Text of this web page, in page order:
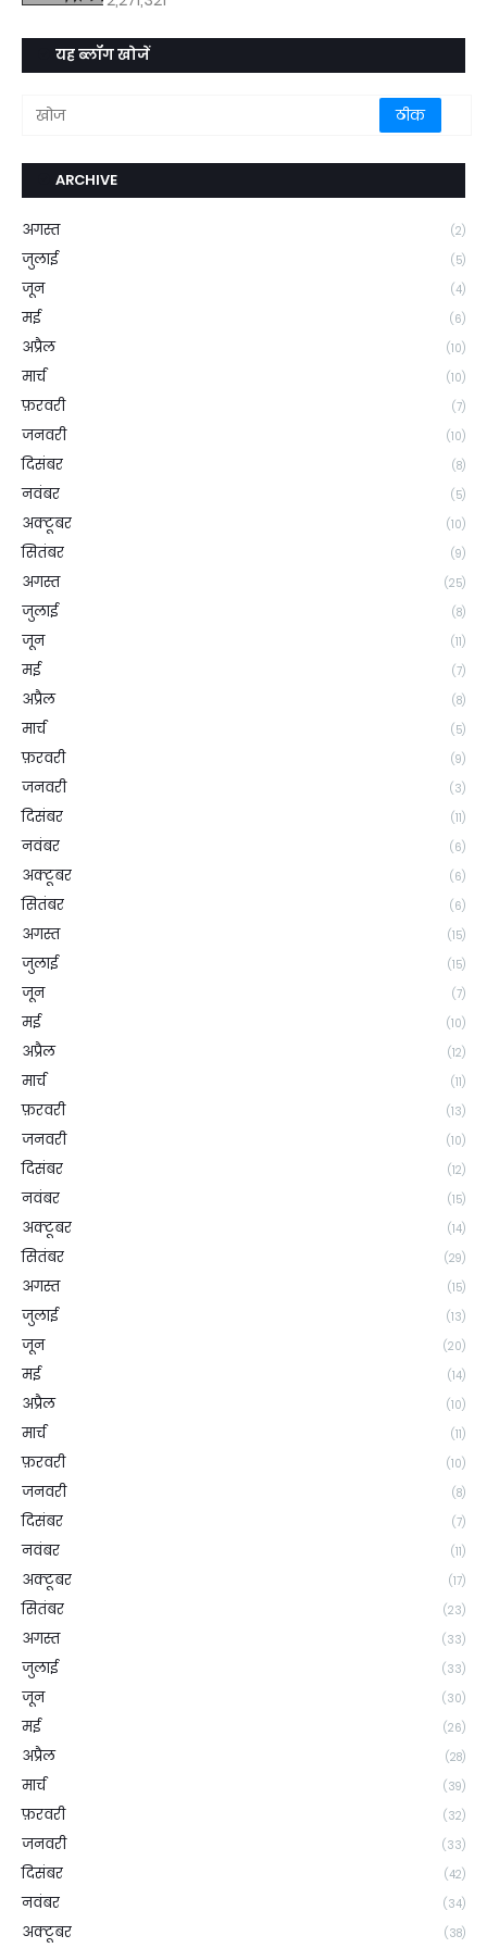
यह ब्लॉग खोजें
ARCHIVE
अगस्त (2)
जुलाई (5)
जून (4)
मई (6)
अप्रैल (10)
मार्च (10)
फ़रवरी (7)
जनवरी (10)
दिसंबर (8)
नवंबर (5)
अक्टूबर (10)
सितंबर (9)
अगस्त (25)
जुलाई (8)
जून (11)
मई (7)
अप्रैल (8)
मार्च (5)
फ़रवरी (9)
जनवरी (3)
दिसंबर (11)
नवंबर (6)
अक्टूबर (6)
सितंबर (6)
अगस्त (15)
जुलाई (15)
जून (7)
मई (10)
अप्रैल (12)
मार्च (11)
फ़रवरी (13)
जनवरी (10)
दिसंबर (12)
नवंबर (15)
अक्टूबर (14)
सितंबर (29)
अगस्त (15)
जुलाई (13)
जून (20)
मई (14)
अप्रैल (10)
मार्च (11)
फ़रवरी (10)
जनवरी (8)
दिसंबर (7)
नवंबर (11)
अक्टूबर (17)
सितंबर (23)
अगस्त (33)
जुलाई (33)
जून (30)
मई (26)
अप्रैल (28)
मार्च (39)
फ़रवरी (32)
जनवरी (33)
दिसंबर (42)
नवंबर (34)
अक्टूबर (38)